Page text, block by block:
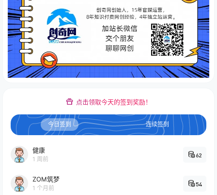
点击领取今天的签到奖励！
今日签到 连续签到
健康
1 周前
62
ZOM筑梦
1 个月前
54